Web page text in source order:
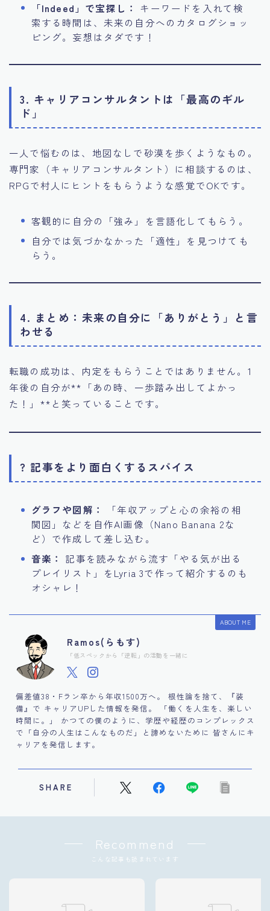
「Indeed」で宝探し：
キーワードを入れて検
索する時間は、未来の自分へのカタログショッ
ピング。妄想はタダです！
3. キャリアコンサルタントは「最高のギル
ド」
一人で悩むのは、地図なしで砂漠を歩くようなもの。
専門家（キャリアコンサルタント）に相談するのは、
RPGで村人にヒントをもらうような感覚でOKです。
客観的に自分の「強み」を言語化してもらう。
自分では気づかなかった「適性」を見つけても
らう。
4. まとめ：未来の自分に「ありがとう」と言
わせる
転職の成功は、内定をもらうことではありません。1
年後の自分が**「あの時、一歩踏み出してよかっ
た！」**と笑っていることです。
? 記事をより面白くするスパイス
グラフや図解：
「年収アップと心の余裕の相
関図」などを自作AI画像（Nano Banana 2な
ど）で作成して差し込む。
音楽：
記事を読みながら流す「やる気が出る
プレイリスト」をLyria 3で作って紹介するのも
オシャレ！
ABOUT ME
Ramos(らもす)
「低スペックから「逆転」の活動を一緒に
偏差値38・Fラン卒から年収1500万へ。 根性論を捨て、『装
備』で キャリアUPした情報を発信。 「働くを人生を、楽しい
時間に。」 かつての僕のように、学歴や経歴のコンプレックス
で「自分の人生はこんなものだ」と諦めないために 皆さんにキ
ャリアを発信します。
SHARE
Recommend
こんな記事も読まれています